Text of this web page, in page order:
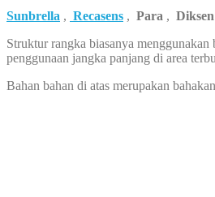
Sunbrella , Recasens , Para , Diksen
Struktur rangka biasanya
penggunaan jangka panjang di area
Bahan bahan di atas merupakan